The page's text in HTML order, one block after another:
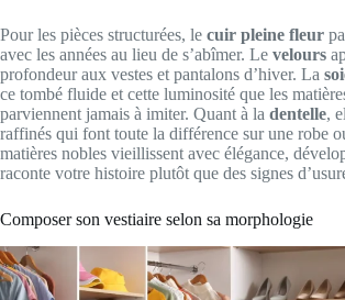
Pour les pièces structurées, le cuir pleine fleur
avec les années au lieu de s’abîmer. Le velours
profondeur aux vestes et pantalons d’hiver. La
ce tombé fluide et cette luminosité que les
parviennent jamais à imiter. Quant à la dentelle,
raffinés qui font toute la différence sur une robe
matières nobles vieillissent avec élégance,
raconte votre histoire plutôt que des signes
Composer son vestiaire selon sa morphologie